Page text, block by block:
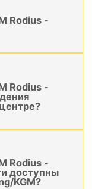
Rodius -
Rodius -
Rodius -
доступны
KGM?